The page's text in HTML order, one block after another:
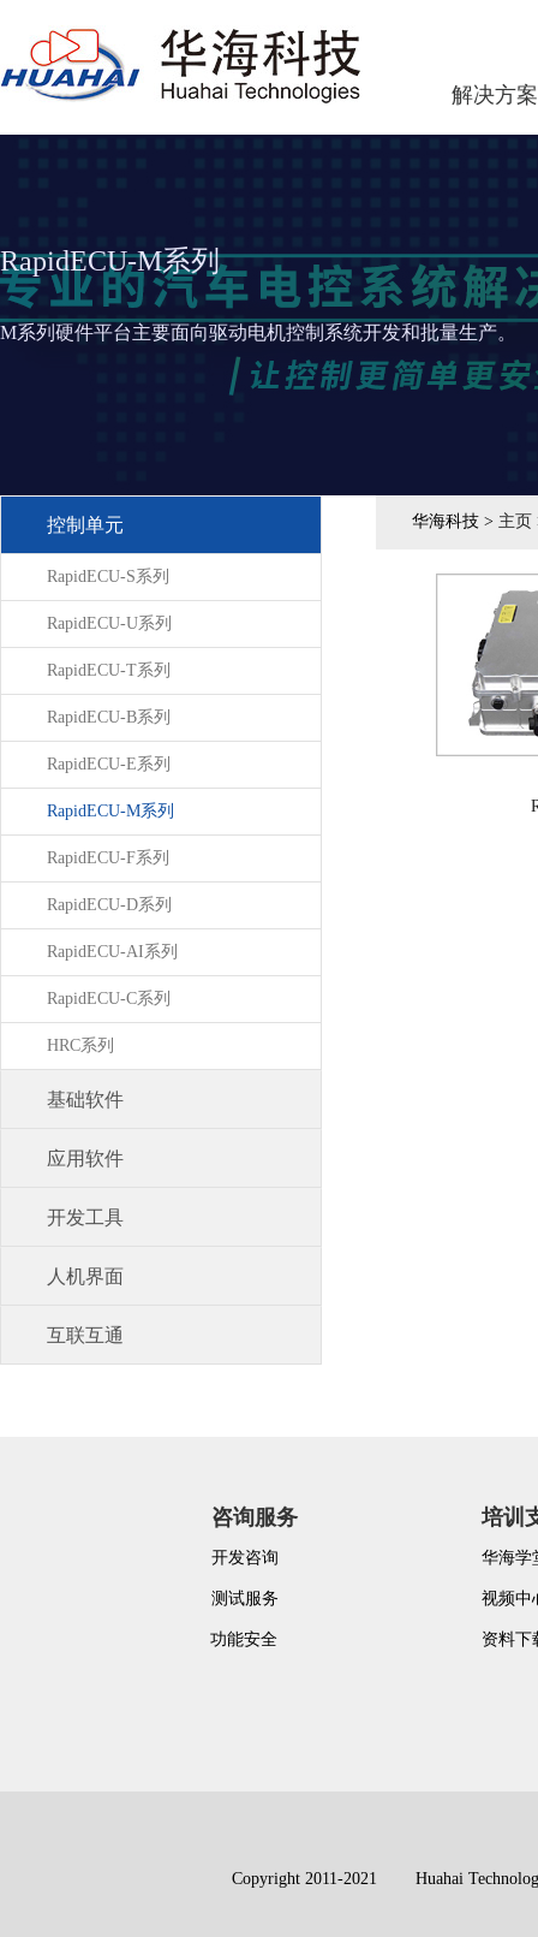
解决方案
RapidECU-M系列
M系列硬件平台主要面向驱动电机控制系统开发和批量生产。
控制单元
RapidECU-S系列
RapidECU-U系列
RapidECU-T系列
RapidECU-B系列
RapidECU-E系列
RapidECU-M系列
RapidECU-F系列
RapidECU-D系列
RapidECU-AI系列
RapidECU-C系列
HRC系列
基础软件
应用软件
开发工具
人机界面
互联互通
华海科技 > 主页
咨询服务
开发咨询
测试服务
功能安全
培训
华海学
视频中
资料下
Copyright 2011-2021 Huahai